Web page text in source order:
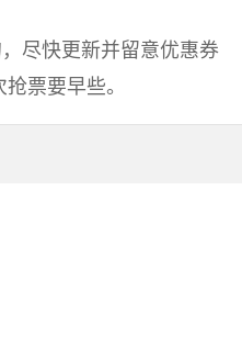
尽快更新并留意优惠券
票要早些。